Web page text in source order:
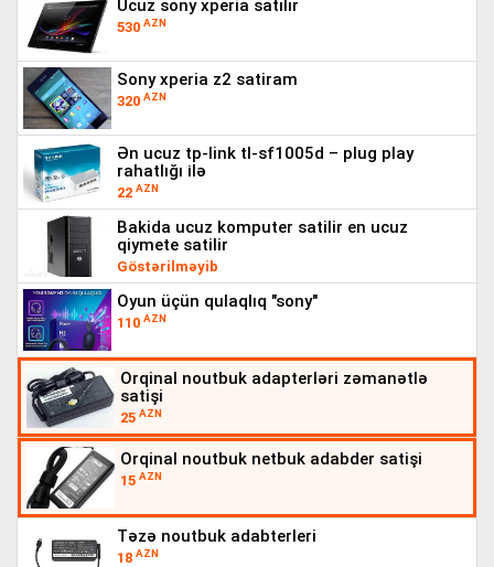
ucuz sony xperia satılır
530 AZN
sony xperia z2 satiram
320 AZN
ən ucuz tp-link tl-sf1005d – plug play
rahatlığı i̇lə
22 AZN
bakida ucuz komputer satilir en ucuz
qiymete satilir
Göstərilməyib
oyun üçün qulaqlıq "sony"
110 AZN
orqinal noutbuk adapterləri zəmanətlə
satişi
25 AZN
orqinal noutbuk netbuk adabder satişi
15 AZN
təzə noutbuk adabterleri
18 AZN